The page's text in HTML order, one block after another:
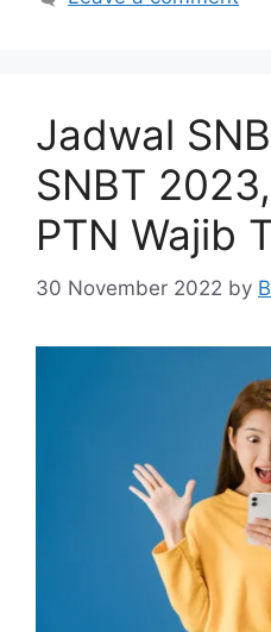
Jadwal
SNBT
PTN Wajib
30 November 2022 by